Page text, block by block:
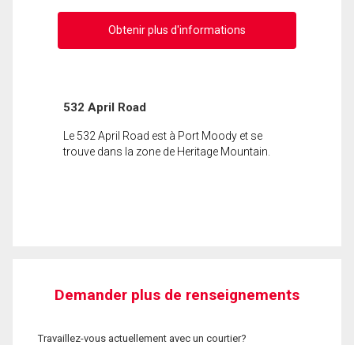
Obtenir plus d'informations
532 April Road
Le 532 April Road est à Port Moody et se
trouve dans la zone de Heritage Mountain.
Demander plus de renseignements
Travaillez-vous actuellement avec un courtier?